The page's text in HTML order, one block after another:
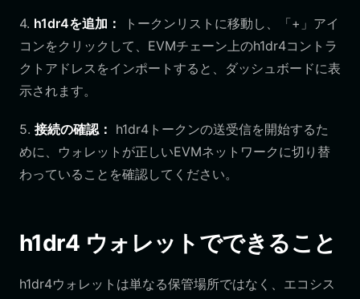
4. h1dr4を追加：
トークンリストに移動し、「+」アイ
コンをクリックして、EVMチェーン上のh1dr4コントラ
クトアドレスをインポートすると、ダッシュボードに表
示されます。
5. 接続の確認： h1dr4トークンの送受信を開始するた
めに、ウォレットが正しいEVMネットワークに切り替
わっていることを確認してください。
h1dr4 ウォレットでできること
h1dr4ウォレットは単なる保管場所ではなく、エコシス